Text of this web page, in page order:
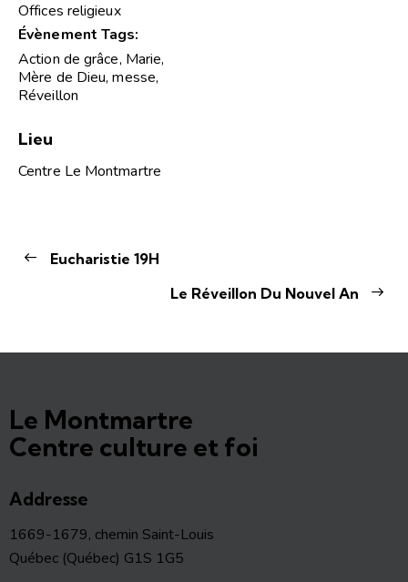
Offices religieux
Évènement Tags:
Action de grâce, Marie,
Mère de Dieu,messe,
Réveillon
Lieu
Centre Le Montmartre
Eucharistie 19H
Le Réveillon Du Nouvel An
Le Montmartre
Centre culture et foi
Addresse
1669-1679, chemin Saint-Louis
Québec (Québec) G1S 1G5